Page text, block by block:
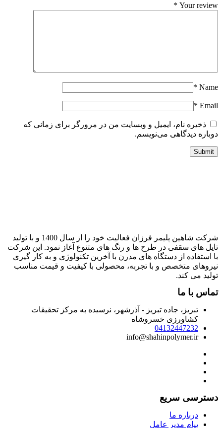
Your review
*
Name
*
Email
*
ذخیره نام، ایمیل و وبسایت من در مرورگر برای زمانی که
دوباره دیدگاهی می‌نویسم.
شرکت شاهین پلیمر فرزان فعالیت خود را از سال 1400 و با تولید
تایل های سقفی در طرح ها و رنگ های متنوع آغاز نمود. این شرکت
با استفاده از دستگاه های مدرن با آخرین تکنولوژی و به کار گیری
نیروهای متخصص و با تجربه، محصولی با کیفیت و قیمت مناسب
تولید می کند.
تماس با ما
تبریز، جاده تبریز - آذرشهر، نرسیده به مرکز تحقیقات
کشاورزی خسروشاه
04132447232
info@shahinpolymer.ir
دسترسی سریع
درباره ما
پیام مدیر عامل